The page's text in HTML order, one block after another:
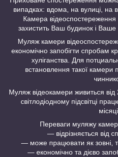
випадках: вдома, на вулиці, на
Камера
захистить Ваш будинок і Ваше
Муляж камери
економічно запобігти спробам
хуліганства. Для
встановлення такої камери
Муляж відеокамери живиться
світлодіодному підсвітці
Переваги муляжу
― відрізняється від
― може працювати як зовні,
― економічно та дієво